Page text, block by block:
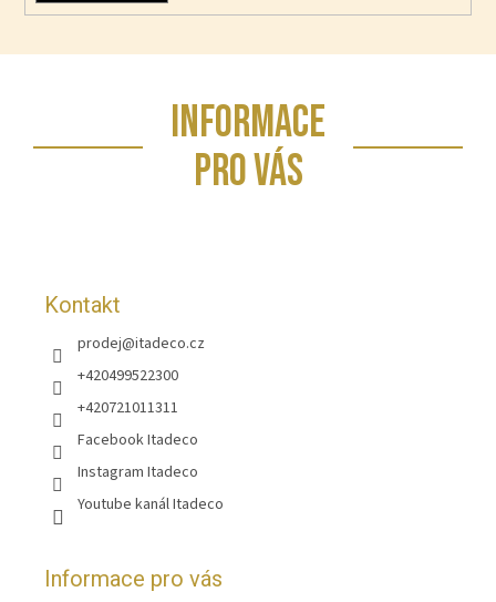
INFORMACE
PRO VÁS
Kontakt
prodej@itadeco.cz
+420499522300
+420721011311
Facebook Itadeco
Instagram Itadeco
Youtube kanál Itadeco
Informace pro vás